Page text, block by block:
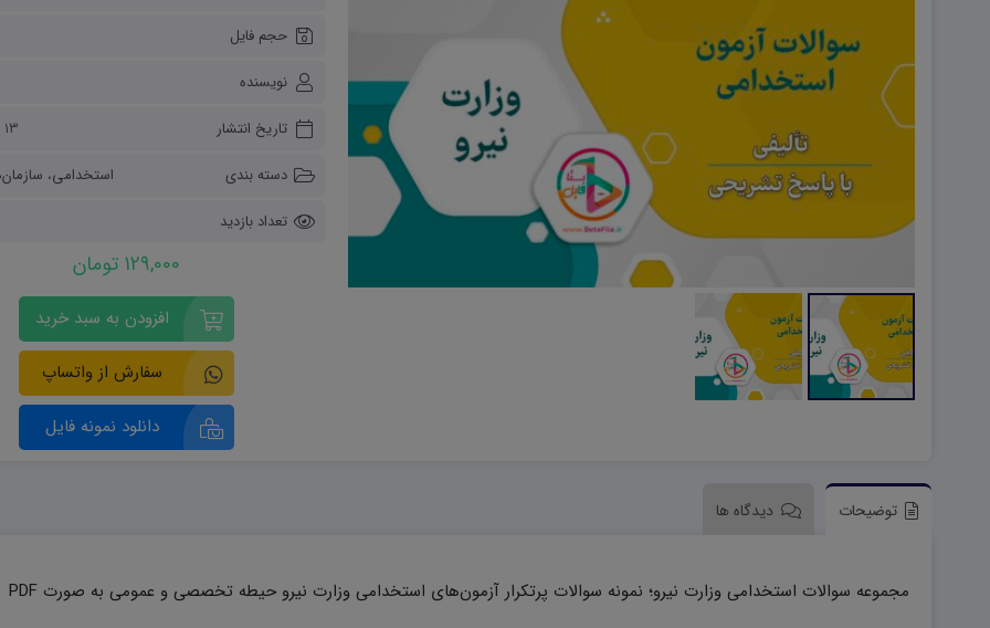
دفاعی دهم
هویت اجتماعی
آمادگی دفاعی دهم W
آمادگی دفاعی ۱۰ D
حجم فایل
نویسنده
تاریخ انتشار
۱۳ مرداد ۱۴۰۴
دسته بندی
استخدامی،
تعداد بازدید
129,000 تومان
افزودن به سبد خرید
سفارش از واتساپ
دانلود نمونه فایل
توضیحات دیدگاه ها
مجموعه سوالات استخدامی وزارت نیرو؛ نمونه سوالات پرتکرار آزمون‌های استخدامی وزارت نیرو حیطه تخصصی و عمومی به صورت PDF